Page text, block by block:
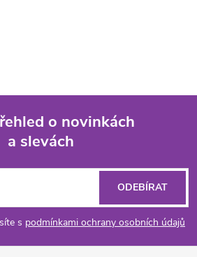
o novinkách
a slevách
s podmínkami ochrany osobních údajů
ODEBÍRAT